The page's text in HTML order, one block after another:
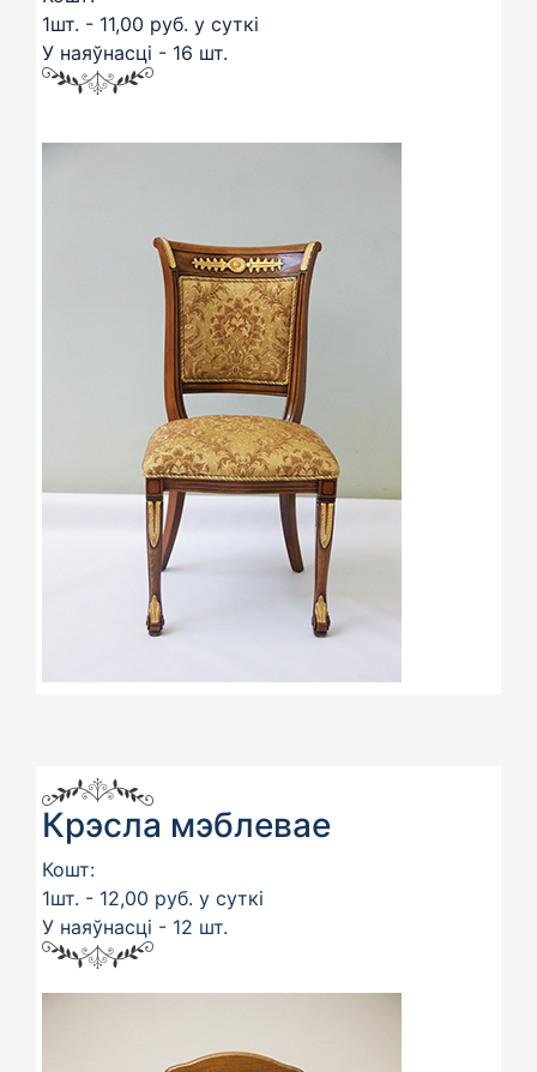
1шт. - 11,00 руб. у суткі
У наяўнасці - 16 шт.
Крэсла мэблевае
Кошт:
1шт. - 12,00 руб. у суткі
У наяўнасці - 12 шт.